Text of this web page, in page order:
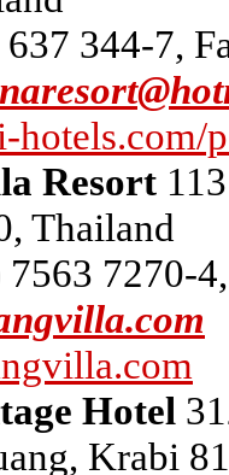
344-7,
Resort
Thailand
7270-
Hotel
Krabi